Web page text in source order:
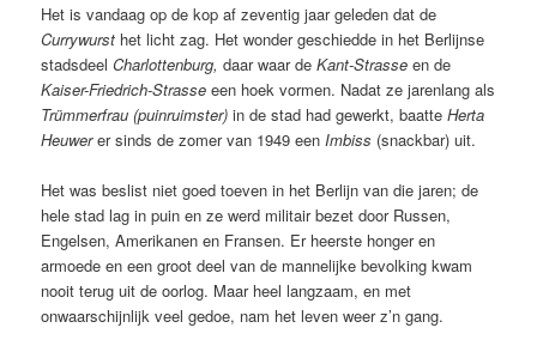
Het is vandaag op de kop af zeventig jaar geleden dat de
Currywurst het licht zag. Het wonder geschiedde in het Berlijnse
stadsdeelCharlottenburg, daar waar de Kant-Strasse en de
Kaiser-Friedrich-Strasse een hoek vormen. Nadat ze jarenlang als
Trümmerfrau (puinruimster)in de stad had gewerkt, baatte Herta
Heuwerer sinds de zomer van 1949 een Imbiss (snackbar) uit.
Het was beslist niet goed toeven in het Berlijn van die jaren; de
hele stad lag in puin en ze werd militair bezet door Russen,
Engelsen, Amerikanen en Fransen. Er heerste honger en
armoede en een groot deel van de mannelijke bevolking kwam
nooit terug uit de oorlog. Maar heel langzaam, en met
onwaarschijnlijk veel gedoe, nam het leven weer z’n gang.